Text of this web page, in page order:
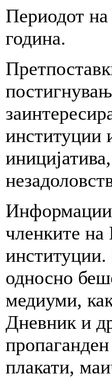
Периодот
година.
институции
Информации
членките
институции.
односно
медиуми,
Дневник и
плакати,